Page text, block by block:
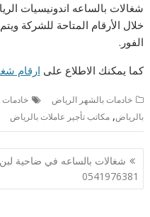
شغالات بالساعه اندونيسيات
خلال الأرقام المتاحة للشركة
الفور.
كما يمكنك الاطلاع على ارقام
خادمات بالشهر الرياض
بالرياض,مكاتب تأجير عاملات بالرياض
تصفّح
المقالات
شغالات بالساعه في ضاحية لبن
0541976381